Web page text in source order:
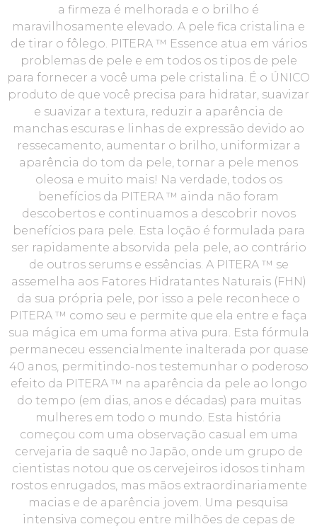
a firmeza é melhorada e o brilho é
maravilhosamente elevado. A pele fica cristalina e
de tirar o fôlego. PITERA ™ Essence atua em vários
problemas de pele e em todos os tipos de pele
para fornecer a você uma pele cristalina. É o ÚNICO
produto de que você precisa para hidratar, suavizar
e suavizar a textura, reduzir a aparência de
manchas escuras e linhas de expressão devido ao
ressecamento, aumentar o brilho, uniformizar a
aparência do tom da pele, tornar a pele menos
oleosa e muito mais! Na verdade, todos os
benefícios da PITERA ™ ainda não foram
descobertos e continuamos a descobrir novos
benefícios para pele. Esta loção é ​​formulada para
ser rapidamente absorvida pela pele, ao contrário
de outros serums e essências. A PITERA ™ se
assemelha aos Fatores Hidratantes Naturais (FHN)
da sua própria pele, por isso a pele reconhece o
PITERA ™ como seu e permite que ela entre e faça
sua mágica em uma forma ativa pura. Esta fórmula
permaneceu essencialmente inalterada por quase
40 anos, permitindo-nos testemunhar o poderoso
efeito da PITERA ™ na aparência da pele ao longo
do tempo (em dias, anos e décadas) para muitas
mulheres em todo o mundo. Esta história
começou com uma observação casual em uma
cervejaria de saquê no Japão, onde um grupo de
cientistas notou que os cervejeiros idosos tinham
rostos enrugados, mas mãos extraordinariamente
macias e de aparência jovem. Uma pesquisa
intensiva começou entre milhões de cepas de